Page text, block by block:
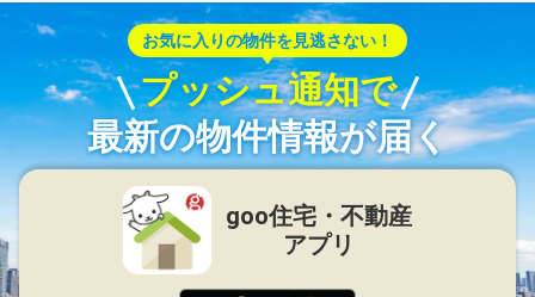
お気に入りの物件を見逃さない！
プッシュ通知で
最新の物件情報が届く
goo住宅・不動産
アプリ